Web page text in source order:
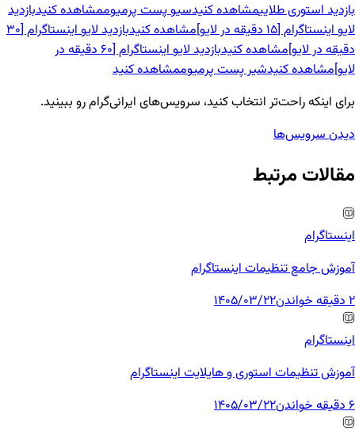
بازدید استوری طلاییمشاهده کنیدسیو پست پرمیوممشاهده کنیدبازدید
لایو اینستاگرام [15 دقیقه در لایو]
مشاهده کنید
بازدید لایو اینستاگرام [30
دقیقه در لایو]مشاهده کنید
بازدید لایو اینستاگرام [60 دقیقه در
لایو]مشاهده کنیدشیر پست پرمیوممشاهده کنید
برای اینکه راحت‌تر انتخاب کنید، سرویس‌های ایرانی‌گرام رو ببینید.
دیدن سرویس‌ها
مقالات مرتبط
اینستاگرام
آموزش جامع تنظیمات اینستاگرام
2 دقیقه خواندن
1405/03/22
اینستاگرام
آموزش تنظیمات استوری و هایلایت اینستاگرام
6 دقیقه خواندن
1405/03/22